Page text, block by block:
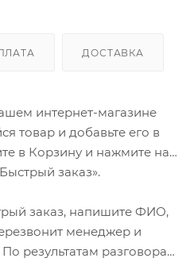
ДОСТАВКА
интернет-магазине
товар и добавьте его в
в Корзину и нажмите на
заказ».
заказ, напишите ФИО,
менеджер и
результатам разговора